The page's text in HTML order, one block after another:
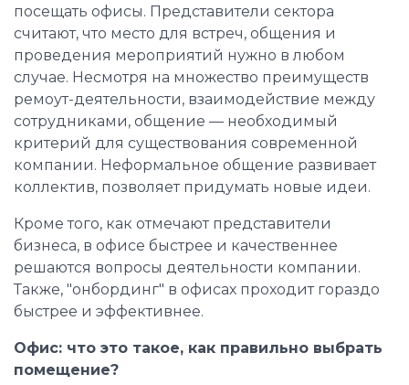
посещать офисы. Представители сектора
считают, что место для встреч, общения и
проведения мероприятий нужно в любом
случае. Несмотря на множество преимуществ
ремоут-деятельности, взаимодействие между
сотрудниками, общение — необходимый
критерий для существования современной
компании. Неформальное общение развивает
коллектив, позволяет придумать новые идеи.
Кроме того, как отмечают представители
бизнеса, в офисе быстрее и качественнее
решаются вопросы деятельности компании.
Также, "онбординг" в офисах проходит гораздо
быстрее и эффективнее.
Офис: что это такое, как правильно выбрать
помещение?